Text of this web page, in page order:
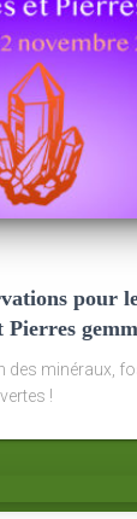
pour
des minéraux,
!